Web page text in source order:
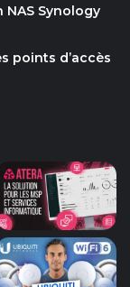
Synology
points d’accès